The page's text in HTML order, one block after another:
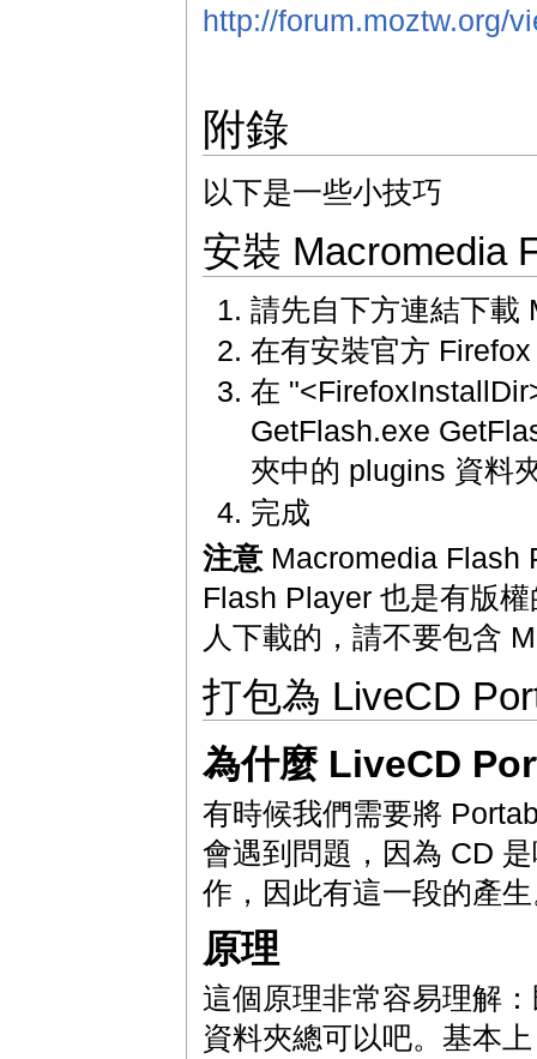
http://forum.moztw.org/
附錄
以下是一些小技巧
安裝 Macromedia
請先自下方連結下
在有安裝官方
在
GetFlash.exe
夾中的 plugins 資料
完成
注意Macromedia Flash
Flash Player 也是有版
人下載的，請不要包含
打包為 LiveCD
為什麼 LiveCD
有時候我們需要將
會遇到問題，因為 CD
作，因此有這一段的產
原理
這個原理非常容易理解
資料夾總可以吧。基本